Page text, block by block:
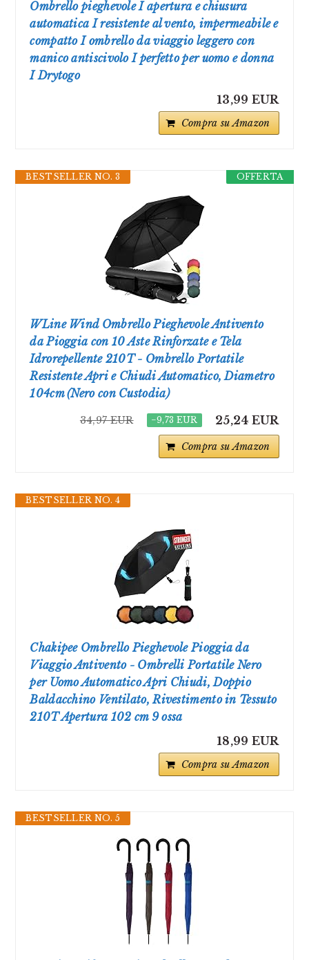
Ombrello pieghevole I apertura e chiusura
automatica I resistente al vento, impermeabile e
compatto I ombrello da viaggio leggero con
manico antiscivolo I perfetto per uomo e donna
I Drytogo
13,99 EUR
Compra su Amazon
OFFERTA
BESTSELLER NO. 3
WLine Wind Ombrello Pieghevole Antivento
da Pioggia con 10 Aste Rinforzate e Tela
Idrorepellente 210T - Ombrello Portatile
Resistente Apri e Chiudi Automatico, Diametro
104cm (Nero con Custodia)
34,97 EUR −9,73 EUR 25,24 EUR
Compra su Amazon
BESTSELLER NO. 4
Chakipee Ombrello Pieghevole Pioggia da
Viaggio Antivento - Ombrelli Portatile Nero
per Uomo Automatico Apri Chiudi, Doppio
Baldacchino Ventilato, Rivestimento in Tessuto
210T Apertura 102 cm 9 ossa
18,99 EUR
Compra su Amazon
BESTSELLER NO. 5